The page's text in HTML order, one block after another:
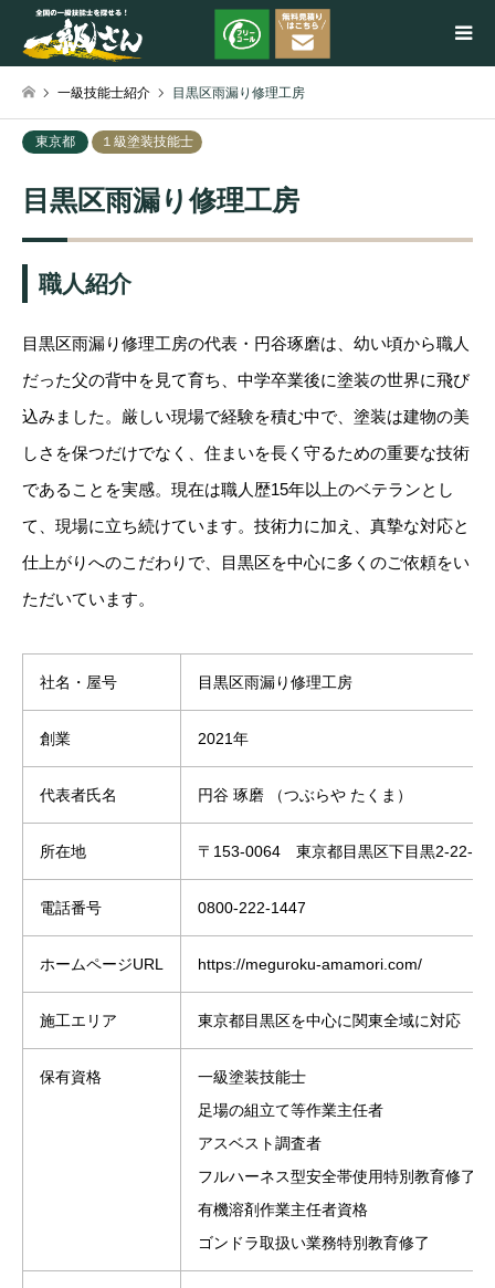
一級技能士紹介 目黒区雨漏り修理工房
東京都 １級塗装技能士
目黒区雨漏り修理工房
職人紹介
目黒区雨漏り修理工房の代表・円谷琢磨は、幼い頃から職人
だった父の背中を見て育ち、中学卒業後に塗装の世界に飛び
込みました。厳しい現場で経験を積む中で、塗装は建物の美
しさを保つだけでなく、住まいを長く守るための重要な技術
であることを実感。現在は職人歴15年以上のベテランとし
て、現場に立ち続けています。技術力に加え、真摯な対応と
仕上がりへのこだわりで、目黒区を中心に多くのご依頼をい
ただいています。
社名・屋号 目黒区雨漏り修理工房
創業 2021年
代表者氏名 円谷 琢磨 （つぶらや たくま）
所在地 〒153-0064 東京都目黒区下目黒2-22-
電話番号 0800-222-1447
ホームページURL https://meguroku-amamori.com/
施工エリア 東京都目黒区を中心に関東全域に対応
保有資格
一級塗装技能士
足場の組立て等作業主任者
アスベスト調査者
フルハーネス型安全帯使用特別教育修了
有機溶剤作業主任者資格
ゴンドラ取扱い業務特別教育修了